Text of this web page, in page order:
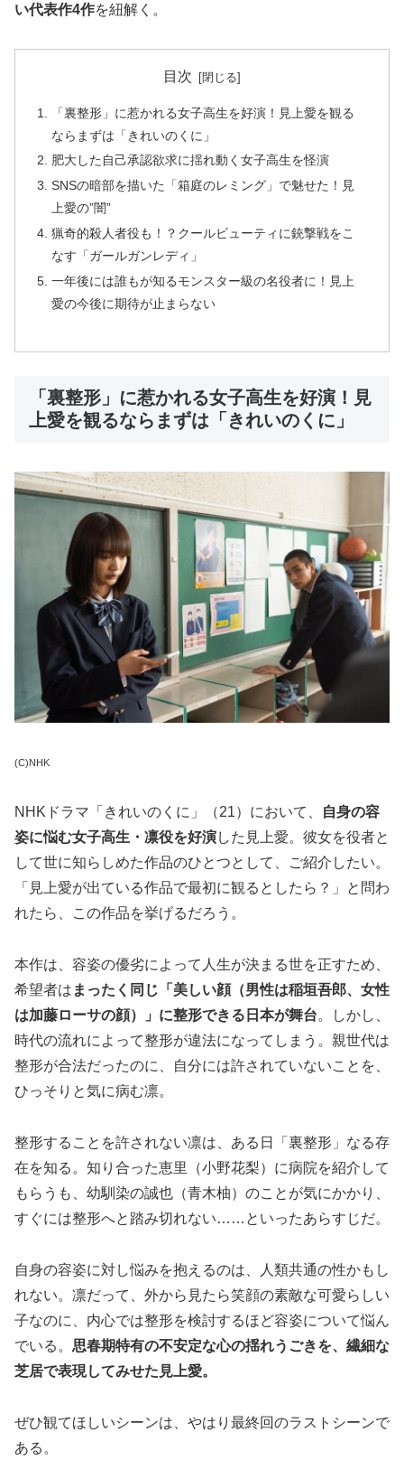
い代表作4作を紐解く。
目次
「裏整形」に惹かれる女子高生を好演！見上愛を観る
ならまずは「きれいのくに」
肥大した自己承認欲求に揺れ動く女子高生を怪演
SNSの暗部を描いた「箱庭のレミング」で魅せた！見
上愛の”闇”
猟奇的殺人者役も！？クールビューティに銃撃戦をこ
なす「ガールガンレディ」
一年後には誰もが知るモンスター級の名役者に！見上
愛の今後に期待が止まらない
「裏整形」に惹かれる女子高生を好演！見
上愛を観るならまずは「きれいのくに」
(C)NHK
NHKドラマ「きれいのくに」（21）において、
自身の容
姿に悩む女子高生・凛役を好演した見上愛。彼女を役者と
して世に知らしめた作品のひとつとして、ご紹介したい。
「見上愛が出ている作品で最初に観るとしたら？」と問わ
れたら、この作品を挙げるだろう。
本作は、容姿の優劣によって人生が決まる世を正すため、
希望者は まったく同じ「美しい顔（男性は稲垣吾郎、女性
は加藤ローサの顔）」に整形できる日本が舞台。しかし、
時代の流れによって整形が違法になってしまう。親世代は
整形が合法だったのに、自分には許されていないことを、
ひっそりと気に病む凛。
整形することを許されない凛は、ある日「裏整形」なる存
在を知る。知り合った恵里（小野花梨）に病院を紹介して
もらうも、幼馴染の誠也（青木柚）のことが気にかかり、
すぐには整形へと踏み切れない……といったあらすじだ。
自身の容姿に対し悩みを抱えるのは、人類共通の性かもし
れない。凛だって、外から見たら笑顔の素敵な可愛らしい
子なのに、内心では整形を検討するほど容姿について悩ん
でいる。 思春期特有の不安定な心の揺れうごきを、繊細な
芝居で表現してみせた見上愛。
ぜひ観てほしいシーンは、やはり最終回のラストシーンで
ある。